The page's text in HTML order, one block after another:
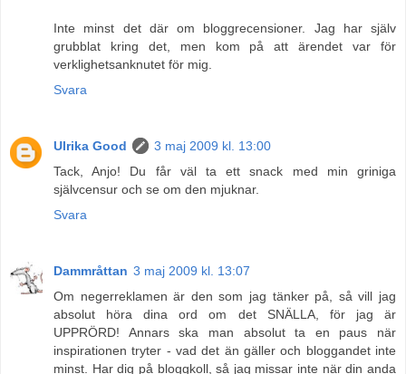
Inte minst det där om bloggrecensioner. Jag har själv
grubblat kring det, men kom på att ärendet var för
verklighetsanknutet för mig.
Svara
Ulrika Good
3 maj 2009 kl. 13:00
Tack, Anjo! Du får väl ta ett snack med min griniga
självcensur och se om den mjuknar.
Svara
Dammråttan 3 maj 2009 kl. 13:07
Om negerreklamen är den som jag tänker på, så vill jag
absolut höra dina ord om det SNÄLLA, för jag är
UPPRÖRD! Annars ska man absolut ta en paus när
inspirationen tryter - vad det än gäller och bloggandet inte
minst. Har dig på bloggkoll, så jag missar inte när din anda